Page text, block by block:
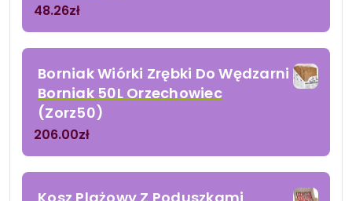
48.26zł
Borniak Wiórki Zrębki Do Wędzarni
Borniak 50L Orzechowiec
(Zorz50)
206.00zł